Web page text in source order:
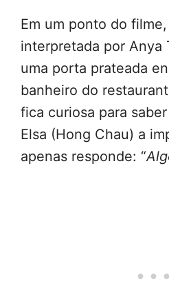
Em um ponto do
interpretada por Anya
uma porta prateada
banheiro do
fica curiosa para
Elsa (Hong Chau) a
apenas responde: “